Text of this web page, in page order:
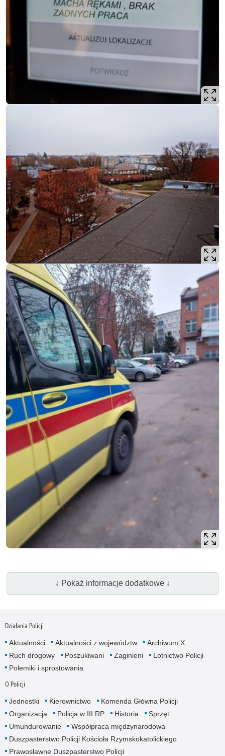
↓ Pokaż informacje dodatkowe ↓
Działania Policji
Aktualności Aktualności z województw
Archiwum X
Ruch drogowy
Poszukiwani Zaginieni
Lotnictwo Policji
Polemiki i sprostowania
O Policji
Jednostki Kierownictwo
Komenda Główna Policji
Organizacja
Policja w III RP Historia
Sprzęt
Umundurowanie
Współpraca międzynarodowa
Duszpasterstwo Policji Kościoła Rzymskokatolickiego
Prawosławne Duszpasterstwo Policji